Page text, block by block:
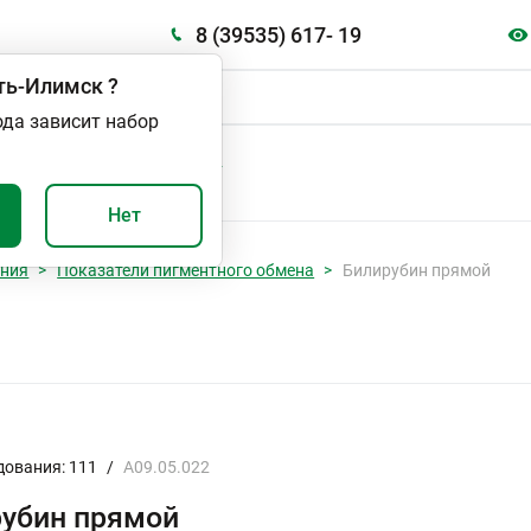
8 (39535) 617- 19
Илимск?
зависит набор
Нет
Показатели пигментного обмена Билирубин прямой
111 / A09.05.022
прямой